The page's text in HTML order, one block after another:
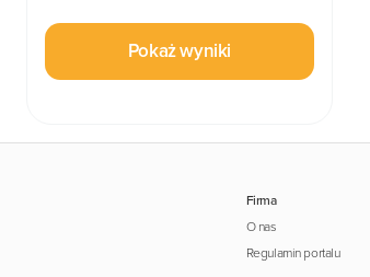
Pokaż wyniki
Firma
O nas
Regulamin portalu